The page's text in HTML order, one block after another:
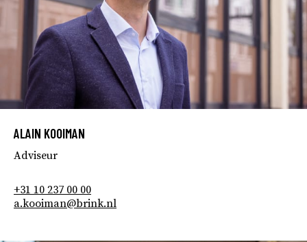
ALAIN KOOIMAN
Adviseur
+31 10 237 00 00
a.kooiman@brink.nl